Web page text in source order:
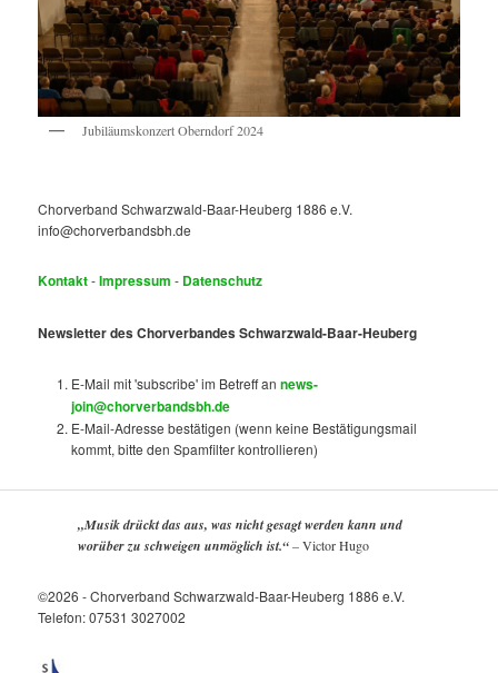
Jubiläumskonzert Oberndorf 2024
Chorverband Schwarzwald-Baar-Heuberg 1886 e.V.
info@chorverbandsbh.de
Kontakt-Impressum - Datenschutz
Newsletter des Chorverbandes Schwarzwald-Baar-Heuberg
E-Mail mit 'subscribe' im Betreff annews-
join@chorverbandsbh.de
E-Mail-Adresse bestätigen (wenn keine Bestätigungsmail
kommt, bitte den Spamfilter kontrollieren)
„Musik drückt das aus, was nicht gesagt werden kann und
worüber zu schweigen unmöglich ist.“–Victor Hugo
©2026 - Chorverband Schwarzwald-Baar-Heuberg 1886 e.V.
Telefon: 07531 3027002